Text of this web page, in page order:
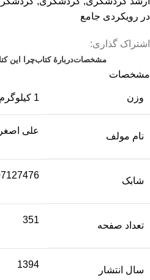
در رویکردی جامع
اشتراک گذاری:
مشخصاتدربارهٔ کتابچرا این
مشخصات
وزن 1 کیلوگرم
نام مولف
علی اصغر
شابک
تعداد صفحه
351
سال انتشار
1394